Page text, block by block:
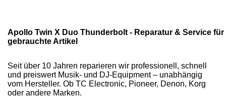
Apollo Twin X Duo Thunderbolt - Reparatur & Service für
gebrauchte Artikel
Seit über 10 Jahren reparieren wir professionell, schnell
und preiswert Musik- und DJ-Equipment – unabhängig
vom Hersteller. Ob TC Electronic, Pioneer, Denon, Korg
oder andere Marken.